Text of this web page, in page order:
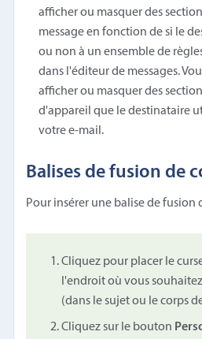
afficher ou masquer des
message en fonction de si le
ou non à un ensemble de
dans l'éditeur de messages.
afficher ou masquer des
d'appareil que le destinataire
votre e-mail.
Balises de fusion de
Pour insérer une balise de fusion
Cliquez pour placer le
l'endroit où vous
(dans le sujet ou le corps
Cliquez sur le bouton